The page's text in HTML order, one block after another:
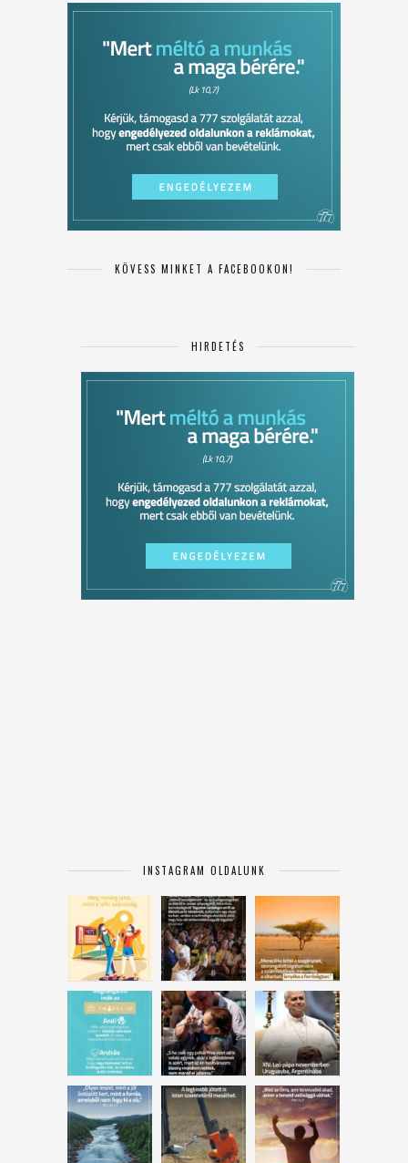
KÖVESS MINKET A FACEBOOKON!
HIRDETÉS
INSTAGRAM OLDALUNK